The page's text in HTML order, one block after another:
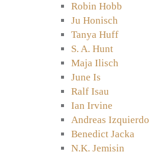
Robin Hobb
Ju Honisch
Tanya Huff
S. A. Hunt
Maja Ilisch
June Is
Ralf Isau
Ian Irvine
Andreas Izquierdo
Benedict Jacka
N.K. Jemisin